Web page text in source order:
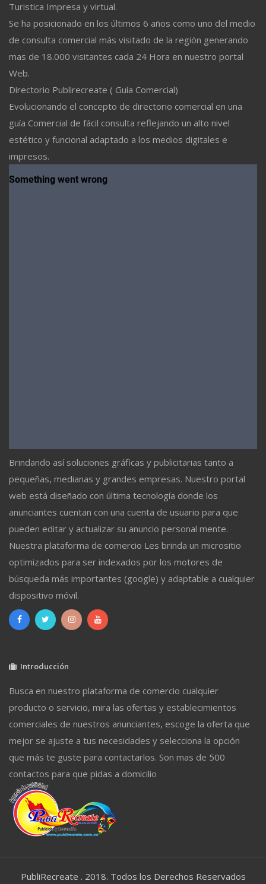
Turistica Impresa y virtual.
Se ha posicionado en los últimos 6 años como uno del medio
de consulta comercial más visitado de la región generando
mas de 18.000 visitantes cada 24 Hora en nuestro portal
Web.
Directorio Publirecreate ( Guía Comercial)
Evolucionando el concepto de directorio comercial en una
guía Comercial de fácil consulta reflejando un alto nivel
estético y funcional adaptado a los medios digitales e
impresos.
Brindando así soluciones gráficas y publicitarias tanto a
pequeñas, medianas y grandes empresas. Nuestro portal
web está diseñado con última tecnología donde los
anunciantes cuentan con una cuenta de usuario para que
pueden editar y actualizar su anuncio personal mente.
Nuestra plataforma de comercio Les brinda un micrositio
optimizados para ser indexados por los motores de
búsqueda más importantes (google) y adaptable a cualquier
dispositivo móvil.
Introducción
Busca en nuestro plataforma de comercio cualquier
producto o servicio, mira las ofertas y establecimientos
comerciales de nuestros anunciantes, escoge la oferta que
mejor se ajuste a tus necesidades y selecciona la opción
que más te guste para contactarlos. Son mas de 500
contactos para que pidas a domicilio
PubliRecreate . 2018. Todos los Derechos Reservados